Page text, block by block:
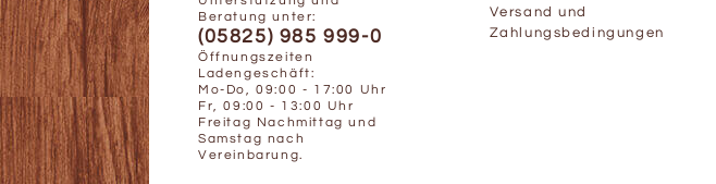
Beratung unter:
(05825) 985 999-0
Öffnungszeiten
Ladengeschäft:
Mo-Do, 09:00 - 17:00 Uhr
Fr, 09:00 - 13:00 Uhr
Freitag Nachmittag und
Samstag nach
Vereinbarung.
Versand und
Zahlungsbedingungen